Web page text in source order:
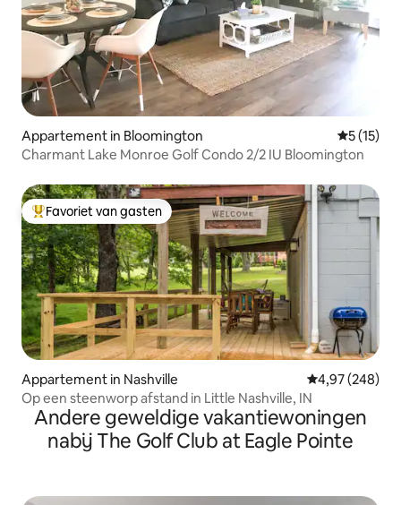
Appartement in Bloomington
5 (15)
Charmant Lake Monroe Golf Condo 2/2 IU Bloomington
Topfavoriet van gasten
Favoriet van gasten
Appartement in Nashville Gemiddelde
4,97 (248)
Op een steenworp afstand in Little Nashville, IN
Andere geweldige vakantiewoningen
nabij The Golf Club at Eagle Pointe